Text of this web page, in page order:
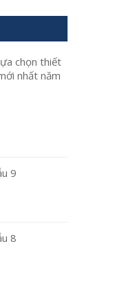
chọn thiết
nhất năm
9
8